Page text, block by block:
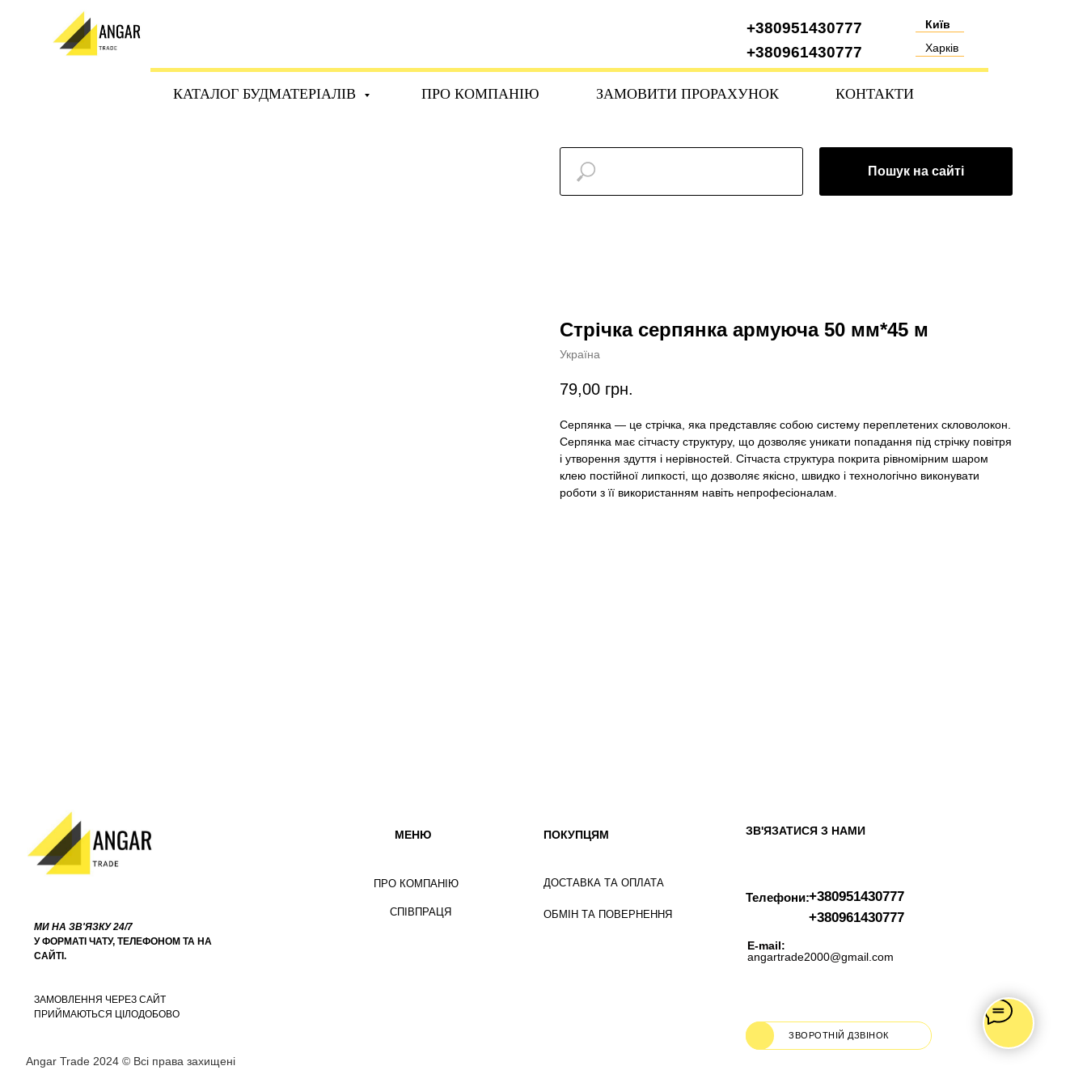
+380961430777
+380951430777
Київ
Харків
КАТАЛОГ БУДМАТЕРІАЛІВ ПРО КОМПАНІЮ ЗАМОВИТИ ПРОРАХУНОК КОНТАКТИ
Пошук на сайті
Стрічка серпянка армуюча 50 мм*45 м
Україна
79,00 грн.
Серпянка — це стрічка, яка представляє собою систему переплетених скловолокон.
Серпянка має сітчасту структуру, що дозволяє уникати попадання під стрічку повітря
і утворення здуття і нерівностей. Сітчаста структура покрита рівномірним шаром
клею постійної липкості, що дозволяє якісно, швидко і технологічно виконувати
роботи з її використанням навіть непрофесіоналам.
Angar Trade 2024 © Всі права захищені
ПРО КОМПАНІЮ
СПІВПРАЦЯ
ДОСТАВКА ТА ОПЛАТА
ОБМІН ТА ПОВЕРНЕННЯ
ПОКУПЦЯМ
МИ НА ЗВ'ЯЗКУ 24/7
У ФОРМАТІ ЧАТУ, ТЕЛЕФОНОМ ТА НА
САЙТІ.
ЗВ'ЯЗАТИСЯ З НАМИ
Телефони:
МЕНЮ
E-mail:
angartrade2000@gmail.com
ЗВОРОТНІЙ ДЗВІНОК
ЗАМОВЛЕННЯ ЧЕРЕЗ САЙТ
ПРИЙМАЮТЬСЯ ЦІЛОДОБОВО
+380951430777
+380961430777